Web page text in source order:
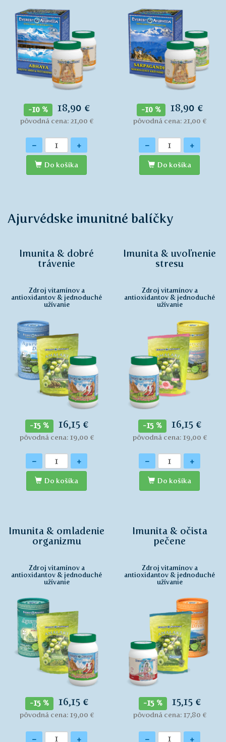
-10 % 18,90 €
pôvodná cena: 21,00 €
Množstvo
- +
Do košíka
-10 % 18,90 €
pôvodná cena: 21,00 €
Množstvo
- +
Do košíka
Ajurvédske imunitné balíčky
Imunita & dobré
trávenie
Zdroj vitamínov a
antioxidantov & jednoduché
užívanie
-15 % 16,15 €
pôvodná cena: 19,00 €
Množstvo
- +
Do košíka
Imunita & uvoľnenie
stresu
Zdroj vitamínov a
antioxidantov & jednoduché
užívanie
-15 % 16,15 €
pôvodná cena: 19,00 €
Množstvo
- +
Do košíka
Imunita & omladenie
organizmu
Zdroj vitamínov a
antioxidantov & jednoduché
užívanie
-15 % 16,15 €
pôvodná cena: 19,00 €
Množstvo
- +
Imunita & očista
pečene
Zdroj vitamínov a
antioxidantov & jednoduché
užívanie
-15 % 15,15 €
pôvodná cena: 17,80 €
Množstvo
- +